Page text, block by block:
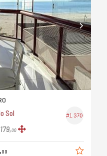
#1.370
Sol
179,00
00